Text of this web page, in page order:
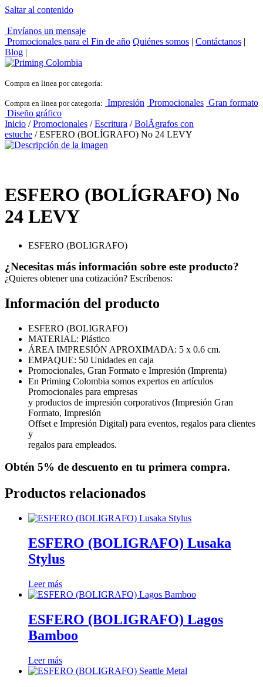
Saltar al contenido
Envíanos un mensaje
Promocionales para el Fin de año Quiénes somos | Contáctanos |
Blog |
Compra en linea por categoría:
Compra en linea por categoría: Impresión Promocionales Gran formato
Diseño gráfico
Inicio /Promocionales /Escritura /BolÃ­grafos con
estuche / ESFERO (BOLÍGRAFO) No 24 LEVY
ESFERO (BOLÍGRAFO) No
24 LEVY
ESFERO (BOLIGRAFO)
¿Necesitas más información sobre este producto?
¿Quieres obtener una cotización? Escríbenos:
Información del producto
ESFERO (BOLIGRAFO)
MATERIAL: Plástico
ÁREA IMPRESIÓN APROXIMADA: 5 x 0.6 cm.
EMPAQUE: 50 Unidades en caja
Promocionales, Gran Formato e Impresión (Imprenta)
En Priming Colombia somos expertos en artículos
Promocionales para empresas
y productos de impresión corporativos (Impresión Gran
Formato, Impresión
Offset e Impresión Digital) para eventos, regalos para clientes
y
regalos para empleados.
Obtén 5% de descuento en tu primera compra.
Productos relacionados
ESFERO (BOLIGRAFO) Lusaka
Stylus
Leer más
ESFERO (BOLIGRAFO) Lagos
Bamboo
Leer más